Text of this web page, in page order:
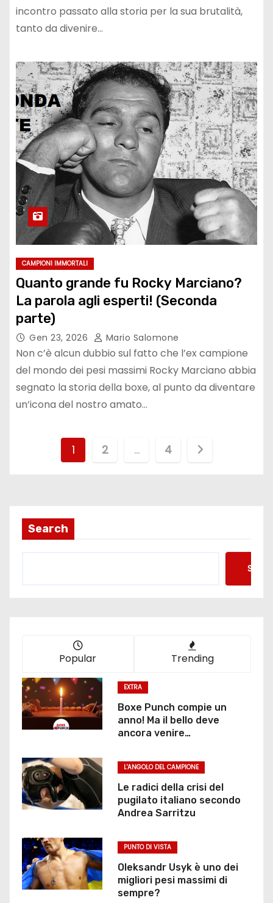
incontro passato alla storia per la sua brutalità,
tanto da divenire…
CAMPIONI IMMORTALI
Quanto grande fu Rocky Marciano?
La parola agli esperti! (Seconda
parte)
Gen 23, 2026 Mario Salomone
Non c’è alcun dubbio sul fatto che l’ex campione
del mondo dei pesi massimi Rocky Marciano abbia
segnato la storia della boxe, al punto da diventare
un’icona del nostro amato…
i
o
n
e
d
e
g
l
i
a
r
1 2 … 4
Search
Popular Trending
EXTRA
Boxe Punch compie un
anno! Ma il bello deve
ancora venire…
L'ANGOLO DEL CAMPIONE
Le radici della crisi del
pugilato italiano secondo
Andrea Sarritzu
PUNTO DI VISTA
Oleksandr Usyk è uno dei
migliori pesi massimi di
sempre?